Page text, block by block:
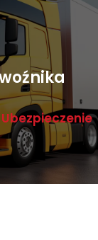
Ubezpieczenie